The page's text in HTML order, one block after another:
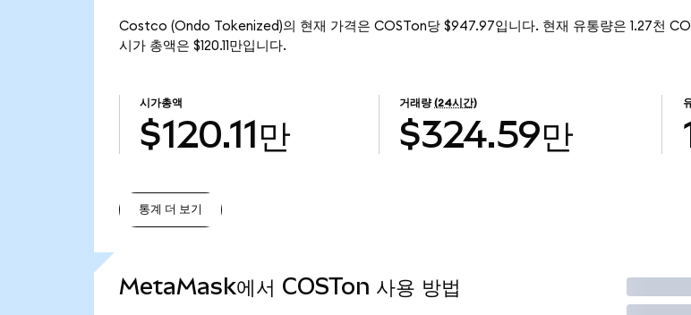
Costco (Ondo Tokenized)의 현재 가격은 COSTon당 $947.97입니다. 현재 유통량은 1.27천
시가 총액은 $120.11만입니다.
시가총액
$120.11만
거래량 (24시간)
$324.59만
통계 더 보기
MetaMask에서 COSTon 사용 방법 거래